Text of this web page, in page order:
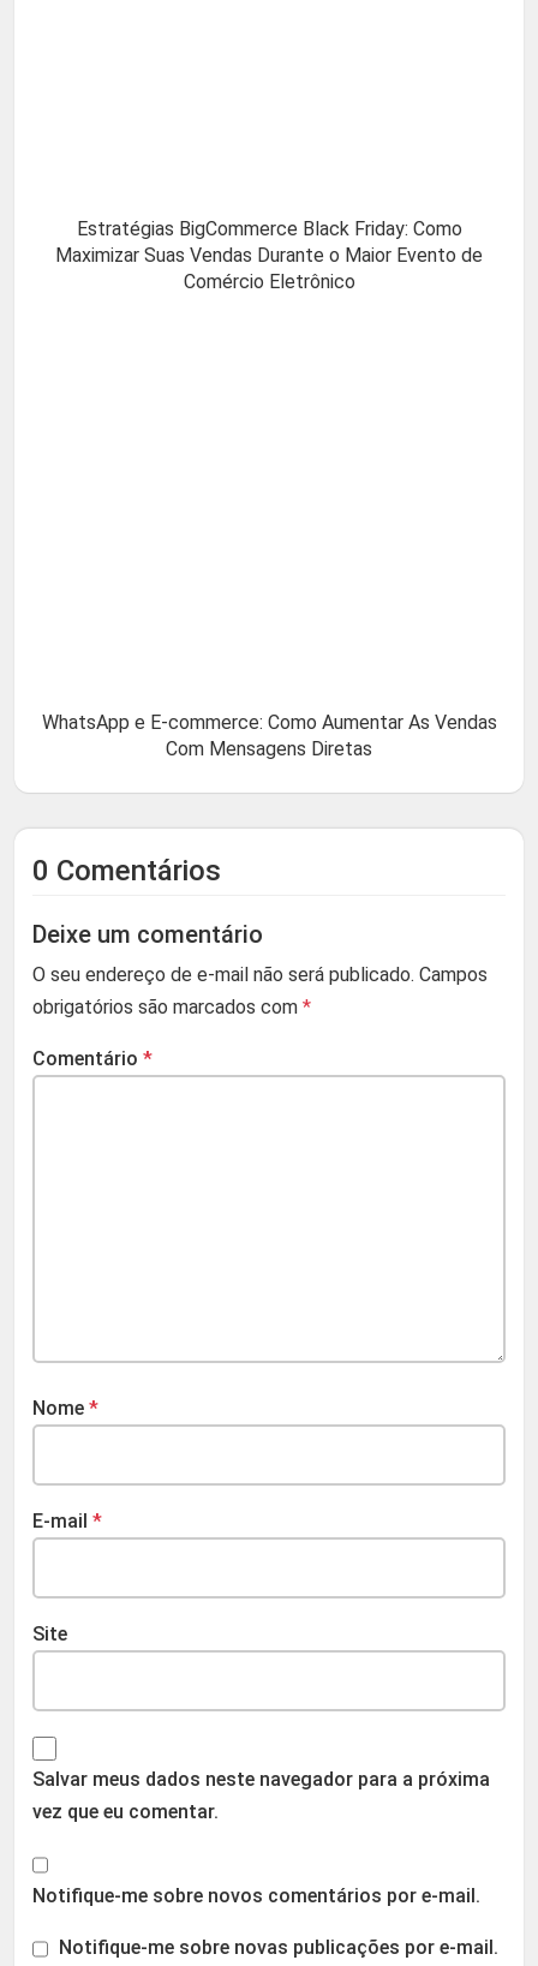
Estratégias BigCommerce Black Friday: Como
Maximizar Suas Vendas Durante o Maior Evento de
Comércio Eletrônico
WhatsApp e E-commerce: Como Aumentar As Vendas
Com Mensagens Diretas
0 Comentários
Deixe um comentário
O seu endereço de e-mail não será publicado. Campos
obrigatórios são marcados com *
Comentário *
Nome *
E-mail *
Site
Salvar meus dados neste navegador para a próxima
vez que eu comentar.
Notifique-me sobre novos comentários por e-mail.
Notifique-me sobre novas publicações por e-mail.